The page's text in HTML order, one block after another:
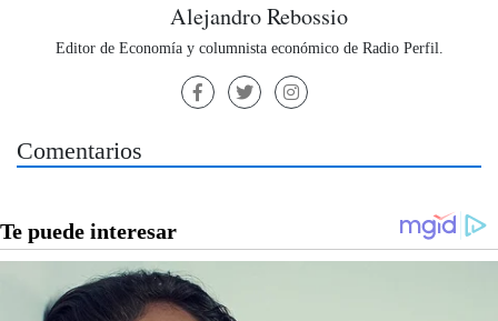
Alejandro Rebossio
Editor de Economía y columnista económico de Radio Perfil.
Comentarios